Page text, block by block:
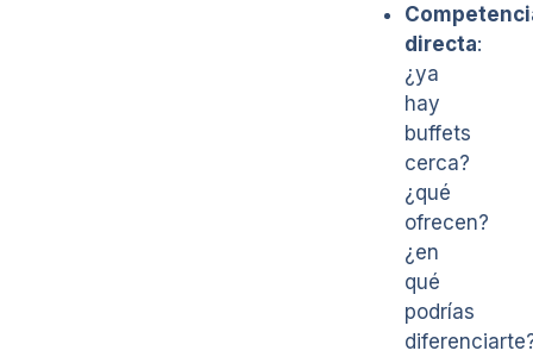
directa:
¿ya
hay
buffets
cerca?
¿qué
ofrecen?
¿en
qué
podrías